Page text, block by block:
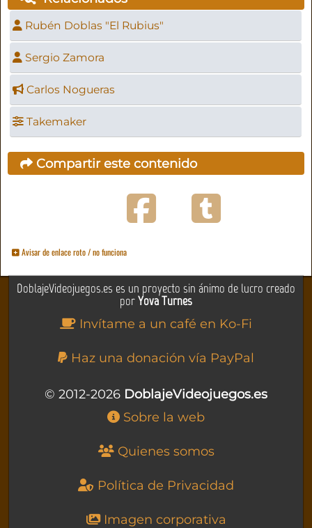
Rubén Doblas "El Rubius"
Sergio Zamora
Carlos Nogueras
Takemaker
Compartir este contenido
Avisar de enlace roto / no funciona
DoblajeVideojuegos.es es un proyecto sin ánimo de lucro creado
porYova Turnes
Invítame a un café en Ko-Fi
Haz una donación vía PayPal
© 2012-2026 DoblajeVideojuegos.es
Sobre la web
Quienes somos
Política de Privacidad
Imagen corporativa